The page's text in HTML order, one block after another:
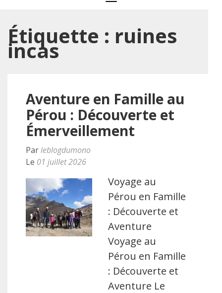
Étiquette : ruines
incas
Aventure en Famille au
Pérou : Découverte et
Émerveillement
Parleblogdumono
Le 01 juillet 2026
Voyage au
Pérou en Famille
: Découverte et
Aventure
Voyage au
Pérou en Famille
: Découverte et
Aventure Le